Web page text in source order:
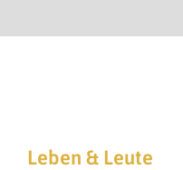
Leben & Leute